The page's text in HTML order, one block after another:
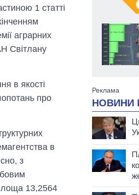
1 статті
аграрних
Світлану
в якості
про
в
з
13,2564
Скільки картоплі
вирощували в
Україні до і під час
великої війни